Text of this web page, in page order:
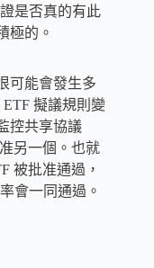
是否真的有此
極的。
可能會發生多
擬議規則變
控共享協議
另一個。也就
被批准通過，
會一同通過。